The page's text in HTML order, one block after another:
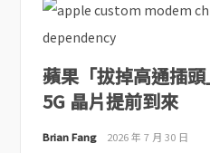
蘋果「拔掉高通插
5G 晶片提前到來
Brian Fang 2026 年 7 月 30 日